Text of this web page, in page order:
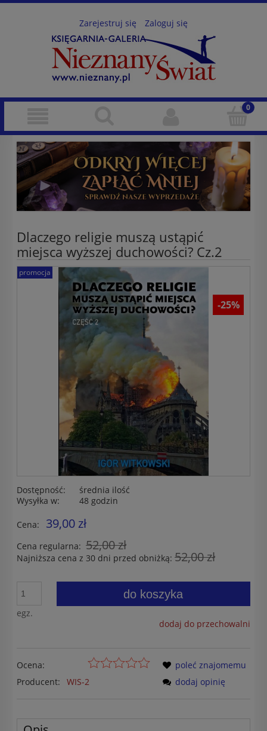
Zarejestruj się Zaloguj się
Dlaczego religie muszą ustąpić
miejsca wyższej duchowości? Cz.2
promocja
-25%
Dostępność:
średnia ilość
Wysyłka w:
48 godzin
Cena: 39,00 zł
Cena regularna: 52,00 zł
Najniższa cena z 30 dni przed obniżką: 52,00 zł
egz.
do koszyka
dodaj do przechowalni
Ocena:
Producent:
WIS-2
poleć znajomemu
dodaj opinię